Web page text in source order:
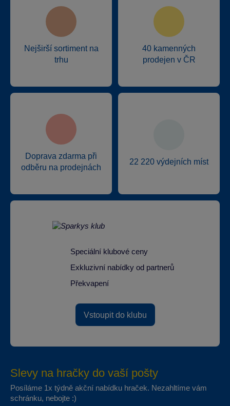
Nejširší sortiment na
trhu
40 kamenných
prodejen v ČR
Doprava zdarma při
odběru na prodejnách
22 220 výdejních míst
Speciální klubové ceny
Exkluzivní nabídky od partnerů
Překvapení
Vstoupit do klubu
Slevy na hračky do vaší pošty
Posíláme 1x týdně akční nabídku hraček. Nezahltíme vám
schránku, nebojte :)